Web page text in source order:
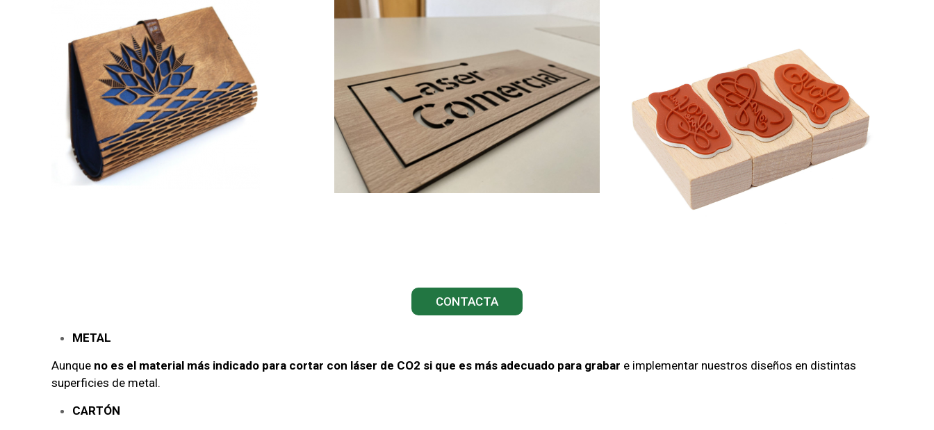
CONTACTA
METAL
Aunque no es el material más indicado para cortar con láser de CO2 si que es más adecuado para grabar e implementar nuestros diseños en distintas
superficies de metal.
CARTÓN